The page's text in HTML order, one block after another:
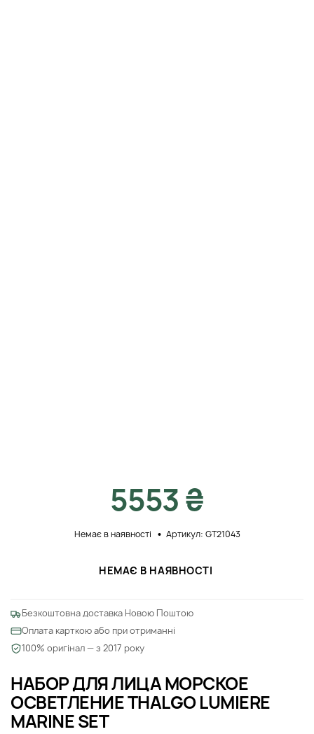
НАБОР ДЛЯ ЛИЦА МОРСКОЕ
ОСВЕТЛЕНИЕ THALGO LUMIERE
MARINE SET
5553 ₴
Немає в наявності Артикул: GT21043
НЕМАЄ В НАЯВНОСТІ
Безкоштовна доставка Новою Поштою
Оплата карткою або при отриманні
100% оригінал — з 2017 року